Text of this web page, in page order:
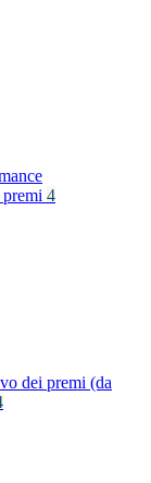
4
dei premi (da